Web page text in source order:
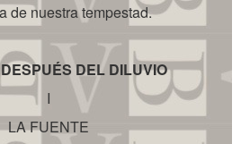
de nuestra tempestad.
DEL DILUVIO
I
LA FUENTE